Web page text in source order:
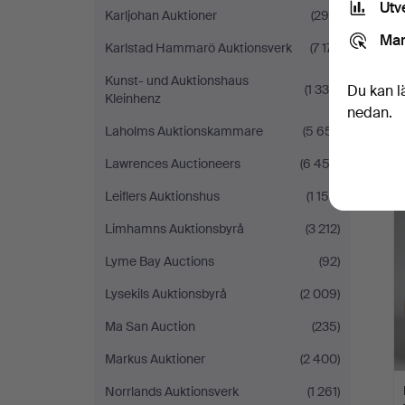
Karljohan Auktioner
(298)
Karlstad Hammarö Auktionsverk
(7 171)
Kunst- und Auktionshaus
Kleinhenz
(1 335)
Laholms Auktionskammare
(5 651)
Lawrences Auctioneers
(6 452)
Leiflers Auktionshus
(1 150)
Limhamns Auktionsbyrå
(3 212)
Lyme Bay Auctions
(92)
Lysekils Auktionsbyrå
(2 009)
Ma San Auction
(235)
Markus Auktioner
(2 400)
Norrlands Auktionsverk
(1 261)
Du kan
nedan.